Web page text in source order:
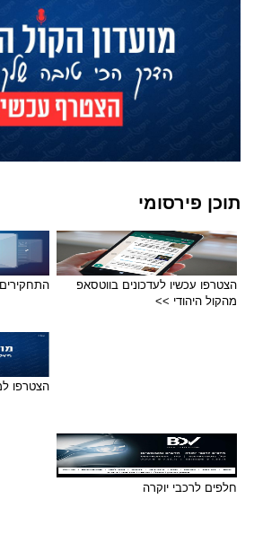
תוכן פירסומי
הצטרפו עכשיו לעדכונים בווטסאפ
מהקול היהודי >>
הצטרפו
חלפים לרכבי יוקרה